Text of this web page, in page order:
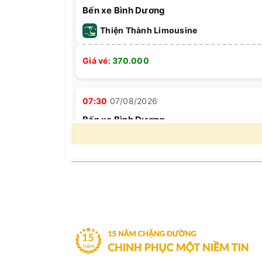
Các tuyến đường xe
Bến xe Bình Dương
Thiện Thành Limousine
Giá vé:370.000
07:30 07/08/2026
Bến xe Bình Dương
Bến xe Bình Dương
Thiện Thành Limousine